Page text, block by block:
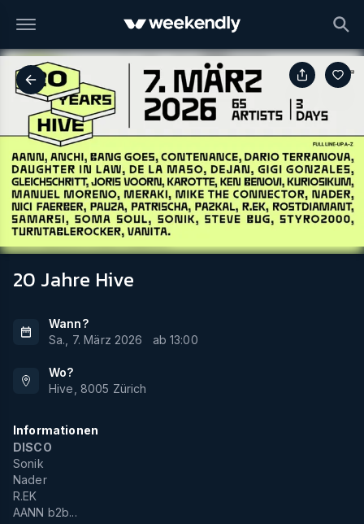
20 Jahre Hive
Wann?
Sa., 7. März 2026
ab 13:00
Wo?
Hive 8005 Zürich
Informationen
DISCO
Sonik
Nader
R.EK
AANN b2b...